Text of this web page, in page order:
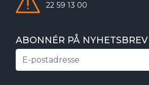
22 59 13 00
ABONNÉR PÅ NYHETSBREV